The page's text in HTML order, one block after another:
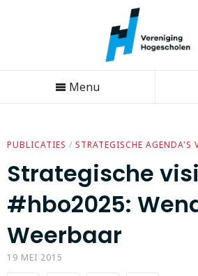
Menu
PUBLICATIES / STRATEGISCHE AGENDA'S
Strategische
#hbo2025:
Weerbaar
19 MEI 2015